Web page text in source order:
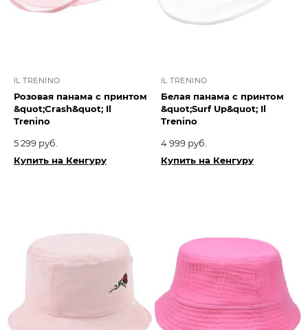
IL TRENINO
Розовая панама с принтом
&quot;Crash&quot; Il
Trenino
5 299 руб.
Купить на Кенгуру
IL TRENINO
Белая панама с принтом
&quot;Surf Up&quot; Il
Trenino
4 999 руб.
Купить на Кенгуру